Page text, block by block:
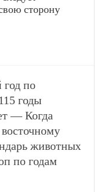
сторону
по
годы
— Когда
животных
по годам